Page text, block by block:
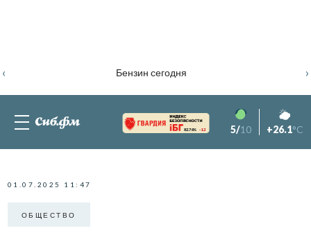
Бензин сегодня
‹ ›
82.76% -1.2 5/10 +26.1°C
01.07.2025 11:47
ОБЩЕСТВО